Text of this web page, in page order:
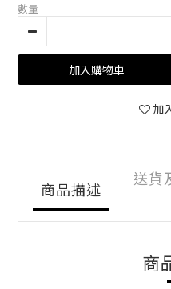
數量
加入購物車
加
商品描述
送貨
商